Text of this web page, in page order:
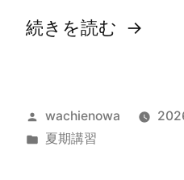
続きを読む
wachienowa
夏期講習